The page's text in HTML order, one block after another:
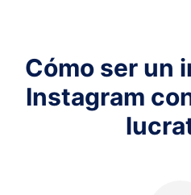
Cómo ser un
Instagram